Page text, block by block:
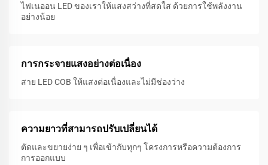
ไฟเนออน LED ของเราให้แสงสว่างที่สดใส ด้วยการใช้พลังงาน
อย่างน้อย
การกระจายแสงอย่างต่อเนื่อง
สาย LED COB ให้แสงต่อเนื่องและไม่มีช่องว่าง
ความยาวที่สามารถปรับเปลี่ยนได้
ตัดและขยายง่าย ๆ เพื่อเข้ากับทุกๆ โครงการหรือความต้องการ
การออกแบบ